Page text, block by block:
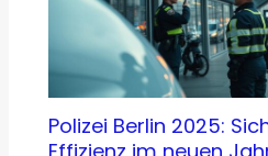
Polizei Berlin 2025: